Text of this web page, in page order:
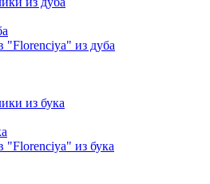
"Florenciya" из дуба
из бука
"Florenciya" из бука